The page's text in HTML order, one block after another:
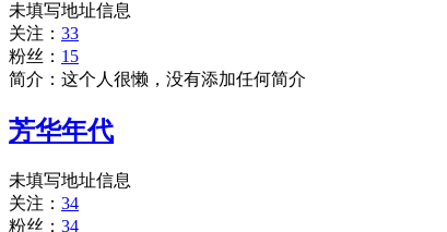
未填写地址信息
关注： 33
粉丝： 15
简介：这个人很懒，没有添加任何简介
芳华年代
未填写地址信息
关注： 34
粉丝： 34